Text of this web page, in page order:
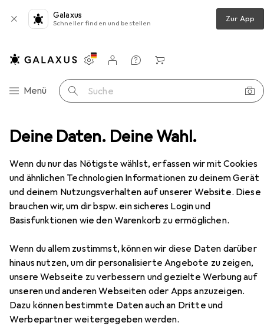
Deine Daten. Deine Wahl.
Wenn du nur das Nötigste wählst, erfassen wir mit Cookies
und ähnlichen Technologien Informationen zu deinem Gerät
und deinem Nutzungsverhalten auf unserer Website. Diese
brauchen wir, um dir bspw. ein sicheres Login und
Basisfunktionen wie den Warenkorb zu ermöglichen.
Wenn du allem zustimmst, können wir diese Daten darüber
hinaus nutzen, um dir personalisierte Angebote zu zeigen,
unsere Webseite zu verbessern und gezielte Werbung auf
unseren und anderen Webseiten oder Apps anzuzeigen.
Dazu können bestimmte Daten auch an Dritte und
Werbepartner weitergegeben werden.
Galaxus
Schneller finden und bestellen Zur App
Navigation nach Kategorien
Menü Suche
Einstellungen
Kundenkonto
Vergleichslisten
Merklisten
Warenkorb
Couchtisch + Beistelltisch Hanah Home Lyon
EUR
160,78
Hanah HomeLyon
60 x 105 x 34.60 cm
Hier findest du passendes Zubehör zum Produkt Hanah
Home Lyon aus der Kategorie Möbelgleiter +
Schutzpuffer.
Relevanz